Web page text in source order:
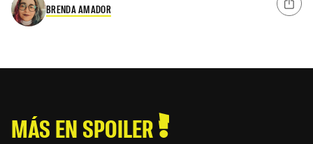
BRENDA AMADOR
MÁS EN SPOILER